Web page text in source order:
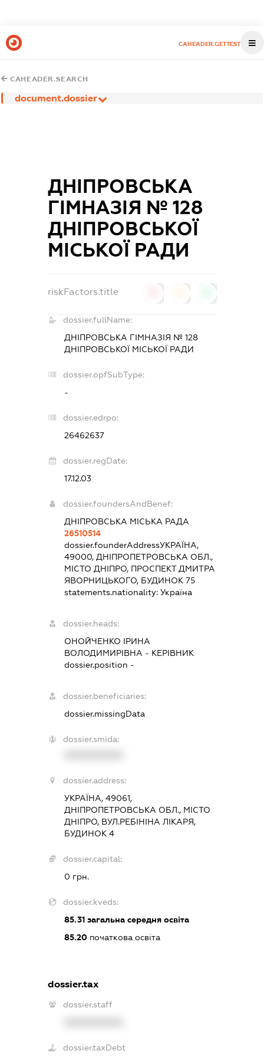
CAHEADER.GETTEST
CAHEADER.SEARCH
document.dossier
ДНІПРОВСЬКА
ГІМНАЗІЯ № 128
ДНІПРОВСЬКОЇ
МІСЬКОЇ РАДИ
riskFactors.title
dossier.fullName:
ДНІПРОВСЬКА ГІМНАЗІЯ № 128
ДНІПРОВСЬКОЇ МІСЬКОЇ РАДИ
dossier.opfSubType:
-
dossier.edrpo:
26462637
dossier.regDate:
17.12.03
dossier.foundersAndBenef:
ДНІПРОВСЬКА МІСЬКА РАДА
26510514
dossier.founderAddressУКРАЇНА,
49000, ДНІПРОПЕТРОВСЬКА ОБЛ.,
МІСТО ДНІПРО, ПРОСПЕКТ ДМИТРА
ЯВОРНИЦЬКОГО, БУДИНОК 75
statements.nationality: Україна
dossier.heads:
ОНОЙЧЕНКО ІРИНА
ВОЛОДИМИРІВНА - КЕРІВНИК
dossier.position -
dossier.beneficiaries:
dossier.missingData
dossier.smida:
dossier.address:
УКРАЇНА, 49061,
ДНІПРОПЕТРОВСЬКА ОБЛ., МІСТО
ДНІПРО, ВУЛ.РЕБІНІНА ЛІКАРЯ,
БУДИНОК 4
dossier.capital:
0 грн.
dossier.kveds:
85.31загальна середня освіта
85.20початкова освіта
dossier.tax
dossier.staff
dossier.taxDebt